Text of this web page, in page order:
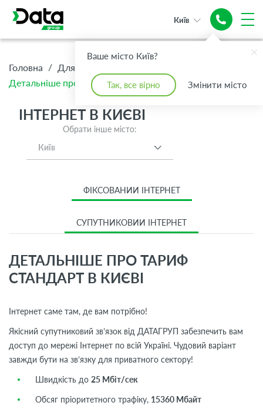
Ваше місто Київ?
Так, все вірно Змінити місто
Київ
Головна / Для Дому
Детальніше про тариф Стандарт
ІНТЕРНЕТ В КИЄВІ
Обрати інше місто:
Київ
ФІКСОВАНИЙ ІНТЕРНЕТ
СУПУТНИКОВИЙ ІНТЕРНЕТ
ДЕТАЛЬНІШЕ ПРО ТАРИФ
СТАНДАРТ В КИЄВІ
Інтернет саме там, де вам потрібно!
Якісний супутниковий зв’язок від ДАТАГРУП забезпечить вам
доступ до мережі Інтернет по всій Україні. Чудовий варіант
завжди бути на зв’язку для приватного сектору!
Швидкість до 25 Мбіт/сек
Обсяг пріоритетного трафіку, 15360 Мбайт